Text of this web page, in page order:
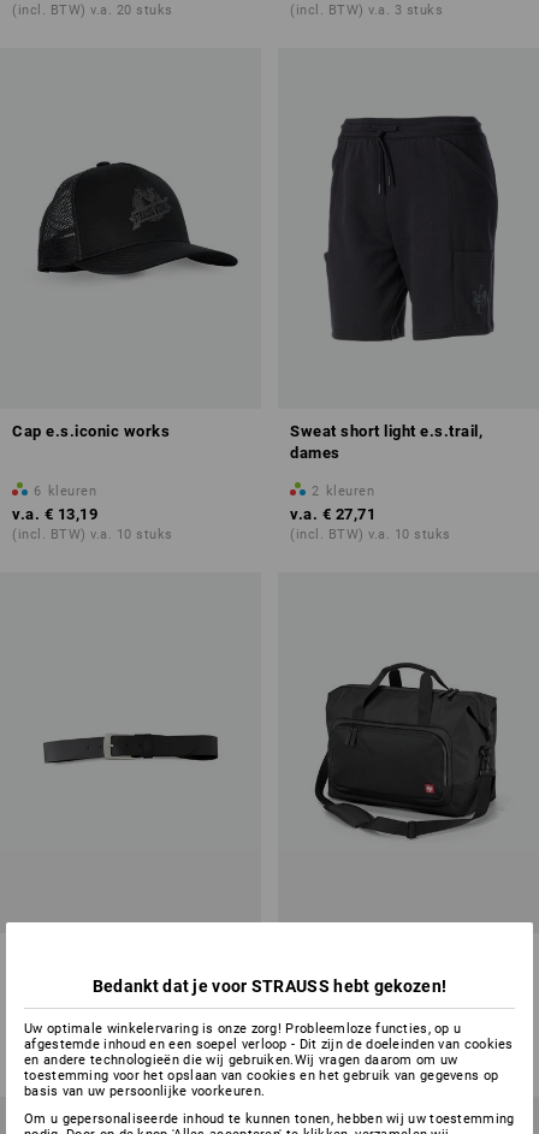
(incl. BTW) v.a. 20 stuks (incl. BTW) v.a. 3 stuks
Cap e.s.iconic works
6 kleuren
v.a. € 13,19
(incl. BTW) v.a. 10 stuks
Sweat short light e.s.trail,
dames
2 kleuren
v.a. € 27,71
(incl. BTW) v.a. 10 stuks
v.a. € 16,82
(incl. BTW) v.a. 3 stuks
e.s.work&travel
v.a. € 78,53
(incl. BTW) v.a. 3 stuks
Bedankt dat je voor STRAUSS hebt gekozen!
Uw optimale winkelervaring is onze zorg! Probleemloze functies, op u
afgestemde inhoud en een soepel verloop - Dit zijn de doeleinden van cookies
en andere technologieën die wij gebruiken.Wij vragen daarom om uw
toestemming voor het opslaan van cookies en het gebruik van gegevens op
basis van uw persoonlijke voorkeuren.
Om u gepersonaliseerde inhoud te kunnen tonen, hebben wij uw toestemming